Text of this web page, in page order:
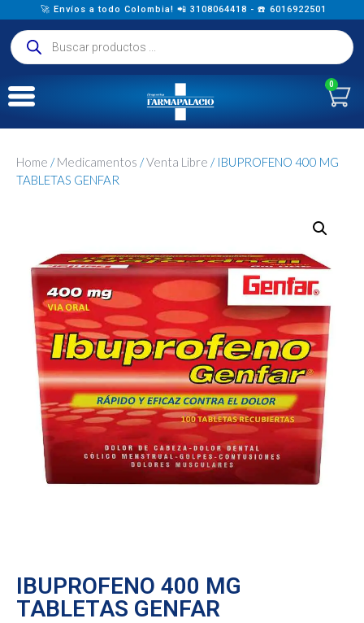
🚀 Envíos a todo Colombia! 📲 3108064418 - ☎️ 6016922501
0
Home /Medicamentos /Venta Libre / IBUPROFENO 400 MG
TABLETAS GENFAR
IBUPROFENO 400 MG
TABLETAS GENFAR